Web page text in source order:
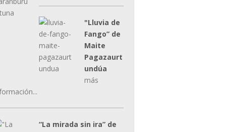
"Lluvia de
Fango” de
Maite
Pagazaurt
undúa
más
“La mirada sin ira” de